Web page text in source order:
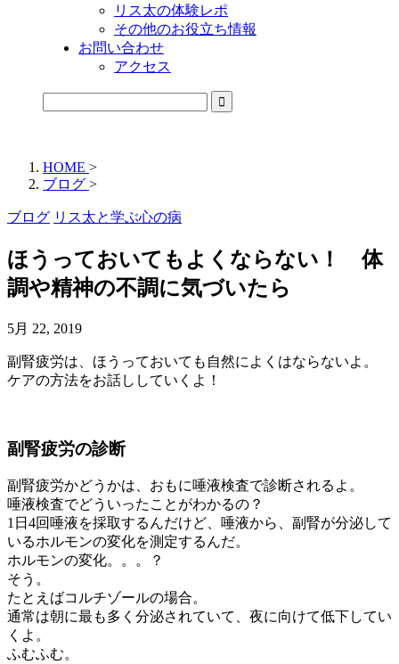
リス太の体験レポ
その他のお役立ち情報
お問い合わせ
アクセス
HOME >
ブログ >
ブログ リス太と学ぶ心の病
ほうっておいてもよくならない！ 体
調や精神の不調に気づいたら
5月 22, 2019
副腎疲労は、ほうっておいても自然によくはならないよ。
ケアの方法をお話ししていくよ！
副腎疲労の診断
副腎疲労かどうかは、おもに唾液検査で診断されるよ。
唾液検査でどういったことがわかるの？
1日4回唾液を採取するんだけど、唾液から、副腎が分泌して
いるホルモンの変化を測定するんだ。
ホルモンの変化。。。？
そう。
たとえばコルチゾールの場合。
通常は朝に最も多く分泌されていて、夜に向けて低下してい
くよ。
ふむふむ。